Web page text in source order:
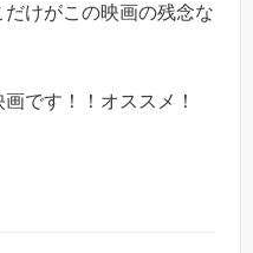
けがこの映画の残念な
です！！オススメ！